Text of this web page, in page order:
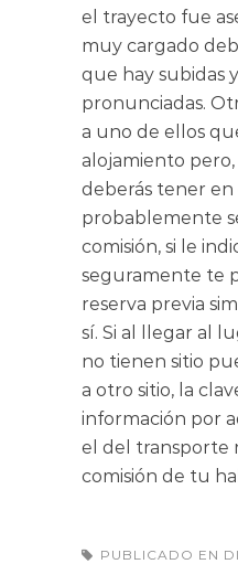
el trayecto fue
muy cargado
que hay subidas
pronunciadas.
a uno de ellos
alojamiento pero,
deberás tener
probablemente
comisión, si le
seguramente te
reserva previa
sí. Si al llegar al
no tienen sitio
a otro sitio, la
información por
el del transporte
comisión de tu
PUBLICADO EN